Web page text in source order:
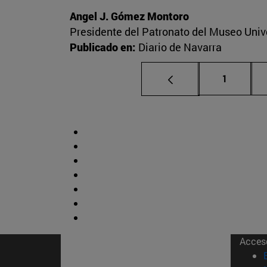
Angel J. Gómez Montoro
Presidente del Patronato del Museo
Publicado en: Diario de Navarra
Página
1